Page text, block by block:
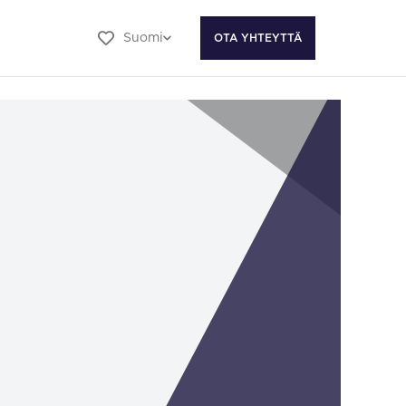
Suomi OTA YHTEYTTÄ